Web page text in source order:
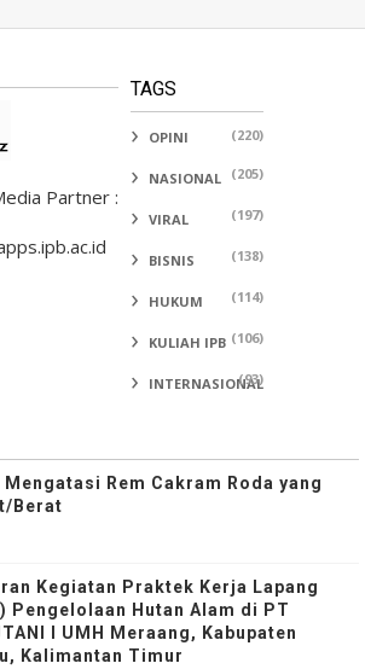
Partner :
TAGS
OPINI (220)
NASIONAL (205)
VIRAL (197)
BISNIS (138)
HUKUM (114)
KULIAH IPB (106)
INTERNASIONAL
(93)
Mengatasi Rem Cakram Roda yang
Berat
Kegiatan Praktek Kerja Lapang
Pengelolaan Hutan Alam di PT
I UMH Meraang, Kabupaten
Kalimantan Timur